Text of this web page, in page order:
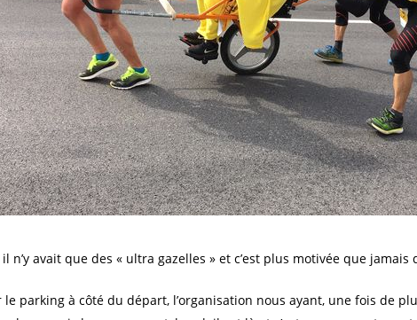
n’y avait que des « ultra gazelles » et c’est plus motivée que jamais
parking à côté du départ, l’organisation nous ayant, une fois de